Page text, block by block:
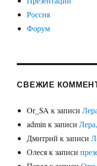
Россия
Форум
СВЕЖИЕ
Or_SA к записи
admin к записи
Дмитрий к записи
Олесяк записи